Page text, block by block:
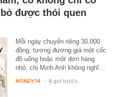
được thói quen
Mỗi ngày chuyển riêng 30.000
đồng, tương đương giá một cốc
đồ uống hoặc một đơn hàng
nhỏ, chị Minh Anh không nghĩ…
MONEY.14 - 6 giờ trước